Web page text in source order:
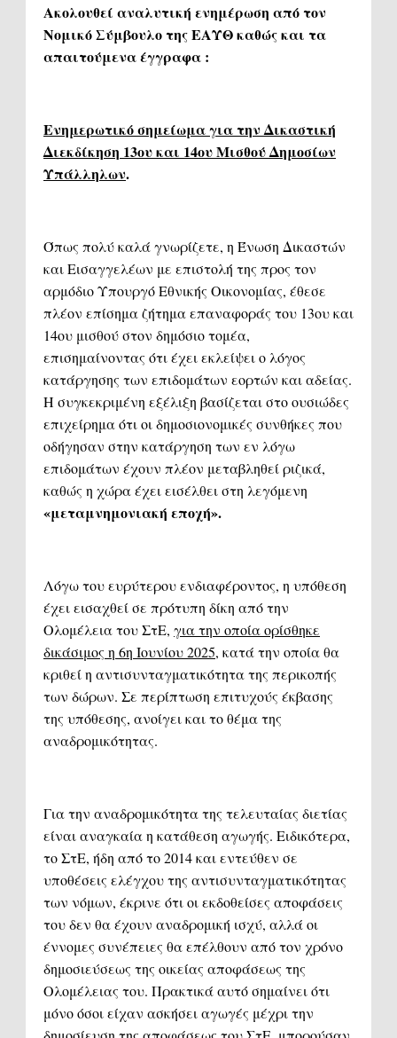
Ακολουθεί αναλυτική ενημέρωση από τον
Νομικό Σύμβουλο της ΕΑΥΘ καθώς και τα
απαιτούμενα έγγραφα :
Ενημερωτικό σημείωμα για την Δικαστική
Διεκδίκηση 13ου και 14ου Μισθού Δημοσίων
Υπάλληλων.
Όπως πολύ καλά γνωρίζετε, η Ένωση Δικαστών
και Εισαγγελέων με επιστολή της προς τον
αρμόδιο Υπουργό Εθνικής Οικονομίας, έθεσε
πλέον επίσημα ζήτημα επαναφοράς του 13ου και
14ου μισθού στον δημόσιο τομέα,
επισημαίνοντας ότι έχει εκλείψει ο λόγος
κατάργησης των επιδομάτων εορτών και αδείας.
Η συγκεκριμένη εξέλιξη βασίζεται στο ουσιώδες
επιχείρημα ότι οι δημοσιονομικές συνθήκες που
οδήγησαν στην κατάργηση των εν λόγω
επιδομάτων έχουν πλέον μεταβληθεί ριζικά,
καθώς η χώρα έχει εισέλθει στη λεγόμενη
«μεταμνημονιακή εποχή».
Λόγω του ευρύτερου ενδιαφέροντος, η υπόθεση
έχει εισαχθεί σε πρότυπη δίκη από την
Ολομέλεια του ΣτΕ, για την οποία ορίσθηκε
δικάσιμος η 6η Ιουνίου 2025, κατά την οποία θα
κριθεί η αντισυνταγματικότητα της περικοπής
των δώρων. Σε περίπτωση επιτυχούς έκβασης
της υπόθεσης, ανοίγει και το θέμα της
αναδρομικότητας.
Για την αναδρομικότητα της τελευταίας διετίας
είναι αναγκαία η κατάθεση αγωγής. Ειδικότερα,
το ΣτΕ, ήδη από το 2014 και εντεύθεν σε
υποθέσεις ελέγχου της αντισυνταγματικότητας
των νόμων, έκρινε ότι οι εκδοθείσες αποφάσεις
του δεν θα έχουν αναδρομική ισχύ, αλλά οι
έννομες συνέπειες θα επέλθουν από τον χρόνο
δημοσιεύσεως της οικείας αποφάσεως της
Ολομέλειας του. Πρακτικά αυτό σημαίνει ότι
μόνο όσοι είχαν ασκήσει αγωγές μέχρι την